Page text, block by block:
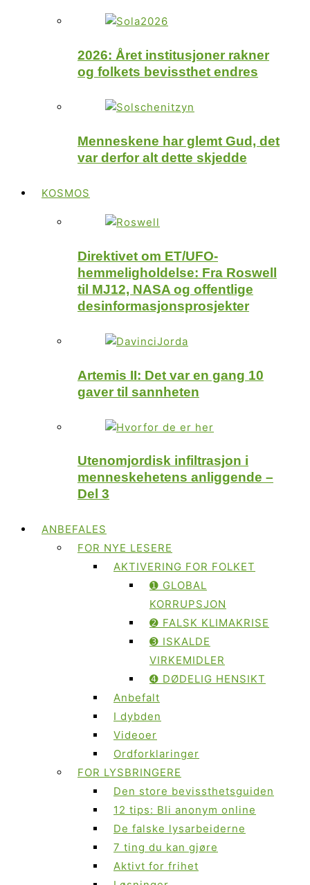
2026: Året institusjoner rakner
og folkets bevissthet endres
Menneskene har glemt Gud, det
var derfor alt dette skjedde
KOSMOS
Direktivet om ET/UFO-
hemmeligholdelse: Fra Roswell
til MJ12, NASA og offentlige
desinformasjonsprosjekter
Artemis II: Det var en gang 10
gaver til sannheten
Utenomjordisk infiltrasjon i
menneskehetens anliggende –
Del 3
ANBEFALES
FOR NYE LESERE
AKTIVERING FOR FOLKET
➊ GLOBAL
KORRUPSJON
➋ FALSK KLIMAKRISE
➌ ISKALDE
VIRKEMIDLER
➍ DØDELIG HENSIKT
Anbefalt
I dybden
Videoer
Ordforklaringer
FOR LYSBRINGERE
Den store bevissthetsguiden
12 tips: Bli anonym online
De falske lysarbeiderne
7 ting du kan gjøre
Aktivt for frihet